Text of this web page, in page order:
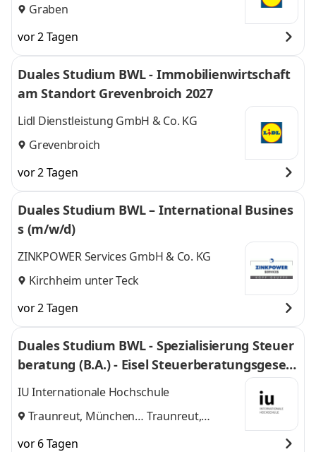
Graben
vor 2 Tagen
Duales Studium BWL - Immobilienwirtschaft
am Standort Grevenbroich 2027
Lidl Dienstleistung GmbH & Co. KG
Grevenbroich
vor 2 Tagen
Duales Studium BWL – International Busines
s (m/w/d)
ZINKPOWER Services GmbH & Co. KG
Kirchheim unter Teck
vor 2 Tagen
Duales Studium BWL - Spezialisierung Steuer
beratung (B.A.) - Eisel Steuerberatungsgesell
schaft mbH & Co. KG
IU Internationale Hochschule
Traunreut, München
Traunreut,
vor 6 Tagen